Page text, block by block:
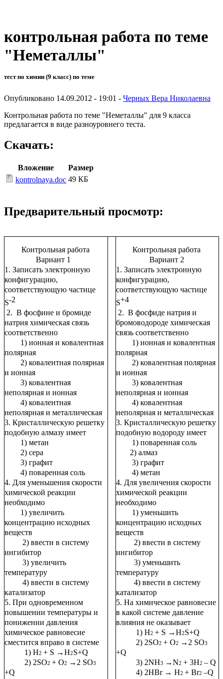
контрольная работа по теме
"Неметаллы"
тест по химии (9 класс) по теме
Опубликовано 14.09.2012 - 19:01 - Черных Вера Николаевна
Контрольная работа по теме "Неметаллы" для 9 класса
предлагается в виде разноуровнего теста.
Скачать:
Вложение
Размер
kontrolnaya.doc 49 КБ
Предварительный просмотр:
Контрольная работа
Вариант 1
1. Записать электронную
конфигурацию,
соответствующую частице
S-2
2. В фосфине и бромиде
натрия химическая связь
соответственно
1) ионная и ковалентная
полярная
2) ковалентная полярная
и ионная
3) ковалентная
неполярная и ионная
4) ковалентная
неполярная и металлическая
3. Кристаллическую решетку
подобную алмазу имеет
1) метан
2) сера
3) графит
4) поваренная соль
4. Для уменьшения скорости
химической реакции
необходимо
1) увеличить
концентрацию исходных
веществ
2) ввести в систему
ингибитор
3) увеличить
температуру
4) ввести в систему
катализатор
5. При одновременном
повышении температуры и
понижении давления
химическое равновесие
сместится вправо в системе
1) Н2 + S →H2S+Q
2) 2SO2 + O2 →2 SO3
+Q
Контрольная работа
Вариант 2
1. Записать электронную
конфигурацию,
соответствующую частице
S+4
2. В фосфиде натрия и
бромоводороде химическая
связь соответственно
1) ионная и ковалентная
полярная
2) ковалентная полярная
и ионная
3) ковалентная
неполярная и ионная
4) ковалентная
неполярная и металлическая
3. Кристаллическую решетку
подобную водороду имеет
1) поваренная соль
2) алмаз
3) графит
4) метан
4. Для увеличения скорости
химической реакции
необходимо
1) уменьшить
концентрацию исходных
веществ
2) ввести в систему
ингибитор
3) уменьшить
температуру
4) ввести в систему
катализатор
5. На химическое равновесие
в какой системе давление
влияния не оказывает
1) Н2 + S →H2S+Q
2) 2SO2 + O2 →2 SO3
+Q
3) 2NH3 →N2 + 3H2 – Q
4) 2HBr → H2 + Br2 –Q